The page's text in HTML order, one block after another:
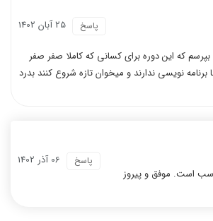
25 آبان 1402 پاسخ
که این دوره برای کسانی که کاملا صفر صفر
نویسی ندارند و میخوان تازه شروع کنند بدرد
06 آذر 1402 پاسخ
است. موفق و پیروز